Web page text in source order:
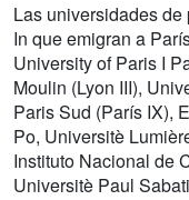
Las universidades
In que emigran a
University of Paris I
Moulin (Lyon III),
Paris Sud (París IX),
Po, Universitè
Instituto Nacional de
Universitè Paul